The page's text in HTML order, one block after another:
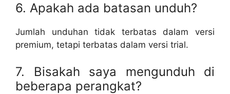
6. Apakah ada batasan unduh?
Jumlah unduhan tidak terbatas dalam versi
premium, tetapi terbatas dalam versi trial.
7. Bisakah saya mengunduh di
beberapa perangkat?